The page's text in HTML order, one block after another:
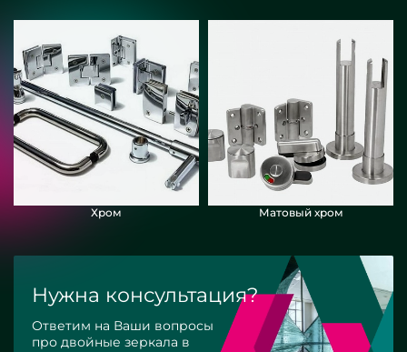
Хром Матовый хром
Нужна консультация?
Ответим на Ваши вопросы
про двойные зеркала в